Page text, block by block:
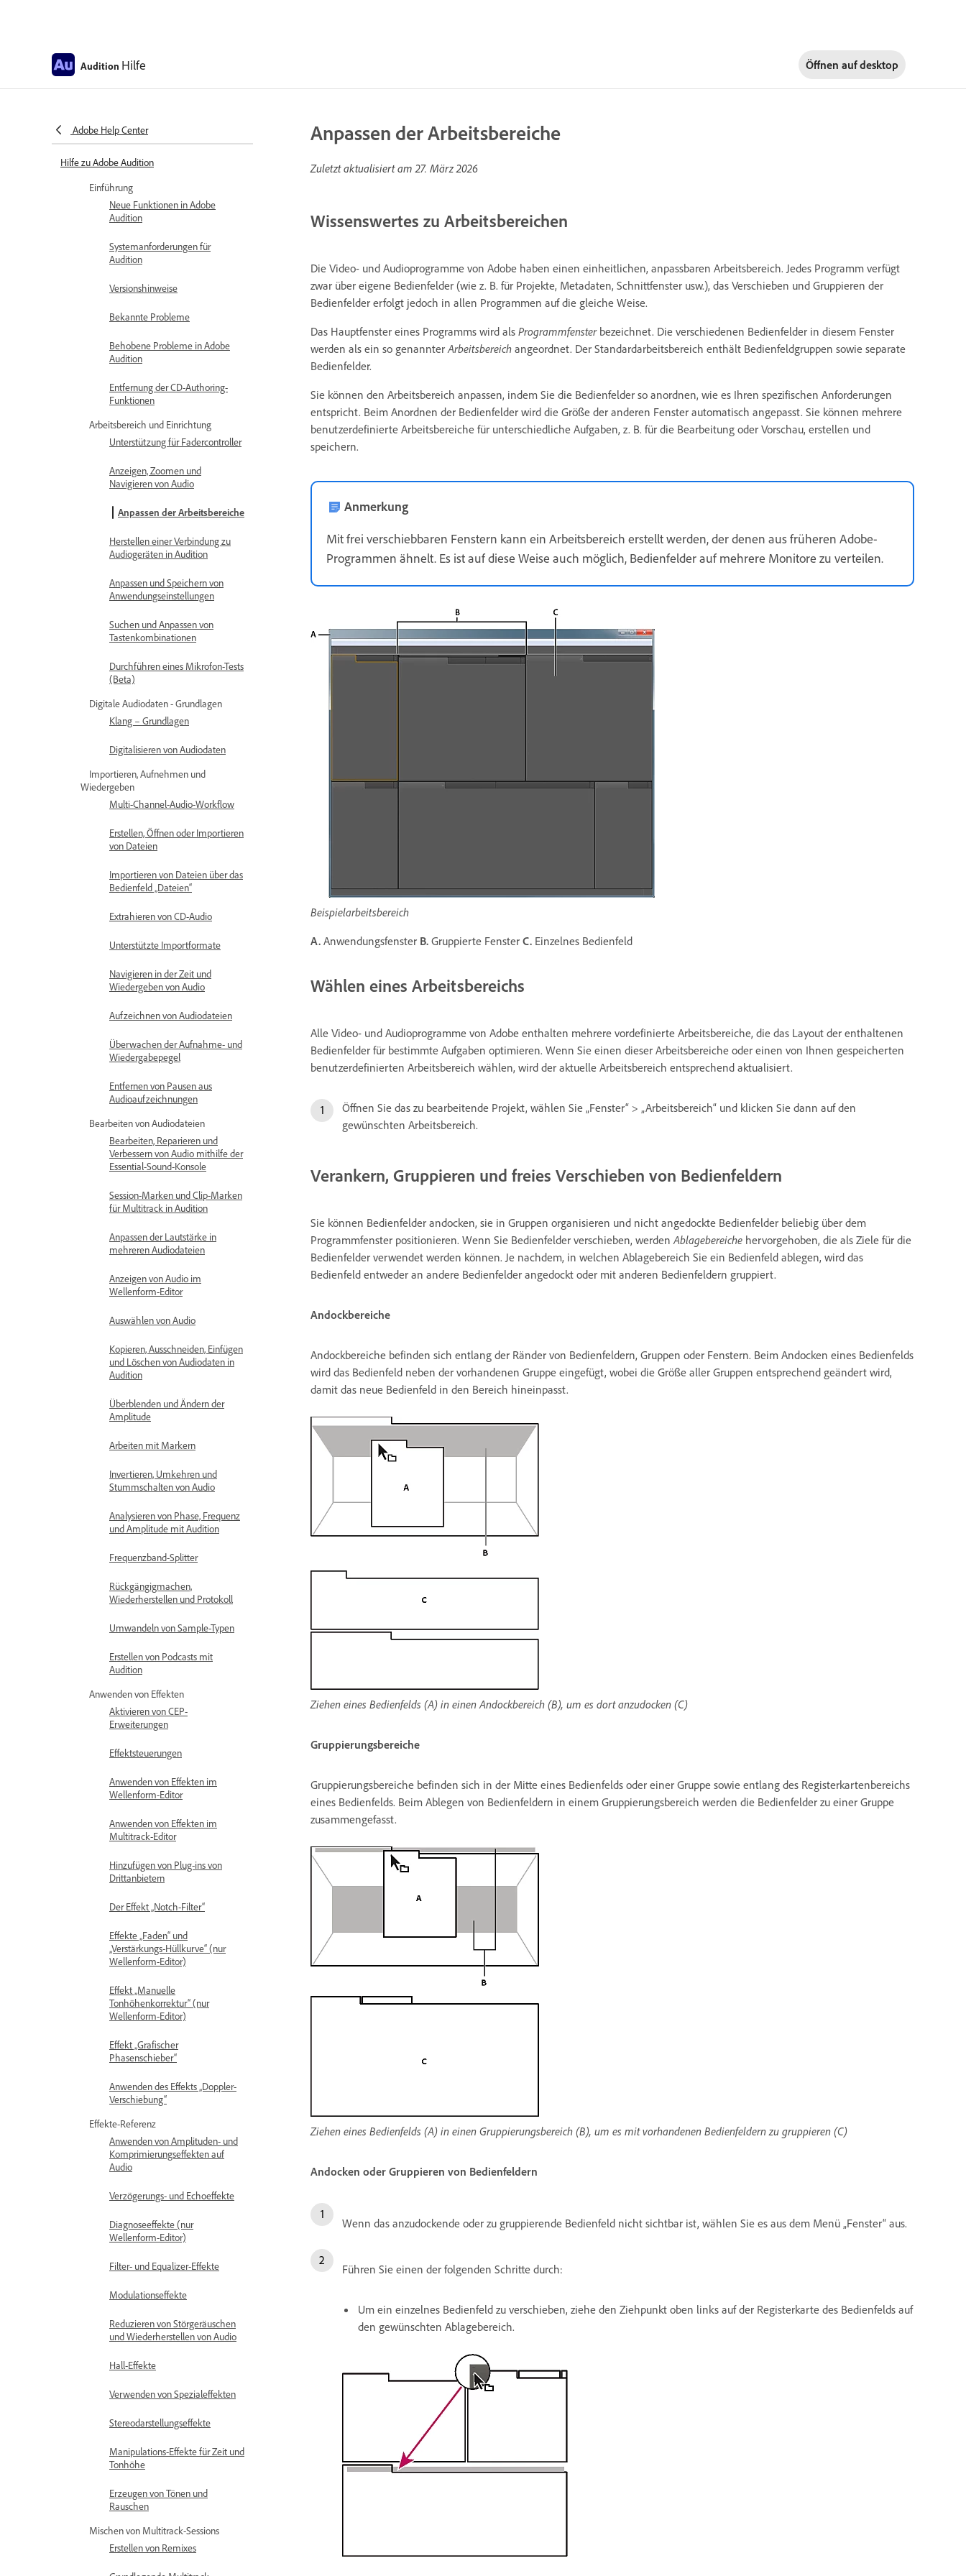
Audition Hilfe Öffnen aufdesktop
Adobe Help Center
Hilfe zu Adobe Audition
Einführung
Neue Funktionen in Adobe
Audition
Systemanforderungen für
Audition
Versionshinweise
Bekannte Probleme
Behobene Probleme in Adobe
Audition
Entfernung der CD-Authoring-
Funktionen
Arbeitsbereich und Einrichtung
Unterstützung für Fadercontroller
Anzeigen, Zoomen und
Navigieren von Audio
Anpassen der Arbeitsbereiche
Herstellen einer Verbindung zu
Audiogeräten in Audition
Anpassen und Speichern von
Anwendungseinstellungen
Suchen und Anpassen von
Tastenkombinationen
Durchführen eines Mikrofon-Tests
(Beta)
Digitale Audiodaten - Grundlagen
Klang – Grundlagen
Digitalisieren von Audiodaten
Importieren, Aufnehmen und
Wiedergeben
Multi-Channel-Audio-Workflow
Erstellen, Öffnen oder Importieren
von Dateien
Importieren von Dateien über das
Bedienfeld „Dateien“
Extrahieren von CD-Audio
Unterstützte Importformate
Navigieren in der Zeit und
Wiedergeben von Audio
Aufzeichnen von Audiodateien
Überwachen der Aufnahme- und
Wiedergabepegel
Entfernen von Pausen aus
Audioaufzeichnungen
Bearbeiten von Audiodateien
Bearbeiten, Reparieren und
Verbessern von Audio mithilfe der
Essential-Sound-Konsole
Session-Marken und Clip-Marken
für Multitrack in Audition
Anpassen der Lautstärke in
mehreren Audiodateien
Anzeigen von Audio im
Wellenform-Editor
Auswählen von Audio
Kopieren, Ausschneiden, Einfügen
und Löschen von Audiodaten in
Audition
Überblenden und Ändern der
Amplitude
Arbeiten mit Markern
Invertieren, Umkehren und
Stummschalten von Audio
Analysieren von Phase, Frequenz
und Amplitude mit Audition
Frequenzband-Splitter
Rückgängigmachen,
Wiederherstellen und Protokoll
Umwandeln von Sample-Typen
Erstellen von Podcasts mit
Audition
Anwenden von Effekten
Aktivieren von CEP-
Erweiterungen
Effektsteuerungen
Anwenden von Effekten im
Wellenform-Editor
Anwenden von Effekten im
Multitrack-Editor
Hinzufügen von Plug-ins von
Drittanbietern
Der Effekt „Notch-Filter“
Effekte „Faden“ und
„Verstärkungs-Hüllkurve“ (nur
Wellenform-Editor)
Effekt „Manuelle
Tonhöhenkorrektur“ (nur
Wellenform-Editor)
Effekt „Grafischer
Phasenschieber“
Anwenden des Effekts „Doppler-
Verschiebung“
Effekte-Referenz
Anwenden von Amplituden- und
Komprimierungseffekten auf
Audio
Verzögerungs- und Echoeffekte
Diagnoseeffekte (nur
Wellenform-Editor)
Filter- und Equalizer-Effekte
Modulationseffekte
Reduzieren von Störgeräuschen
und Wiederherstellen von Audio
Hall-Effekte
Verwenden von Spezialeffekten
Stereodarstellungseffekte
Manipulations-Effekte für Zeit und
Tonhöhe
Erzeugen von Tönen und
Rauschen
Mischen von Multitrack-Sessions
Erstellen von Remixes
Anpassen der Arbeitsbereiche
Zuletzt aktualisiert am27. März 2026
Wissenswertes zu Arbeitsbereichen
Die Video- und Audioprogramme von Adobe haben einen einheitlichen, anpassbaren Arbeitsbereich. Jedes Programm verfügt
zwar über eigene Bedienfelder (wie z. B. für Projekte, Metadaten, Schnittfenster usw.), das Verschieben und Gruppieren der
Bedienfelder erfolgt jedoch in allen Programmen auf die gleiche Weise.
Das Hauptfenster eines Programms wird als Programmfensterbezeichnet. Die verschiedenen Bedienfelder in diesem Fenster
werden als ein so genannter Arbeitsbereich angeordnet. Der Standardarbeitsbereich enthält Bedienfeldgruppen sowie separate
Bedienfelder.
Sie können den Arbeitsbereich anpassen, indem Sie die Bedienfelder so anordnen, wie es Ihren spezifischen Anforderungen
entspricht. Beim Anordnen der Bedienfelder wird die Größe der anderen Fenster automatisch angepasst. Sie können mehrere
benutzerdefinierte Arbeitsbereiche für unterschiedliche Aufgaben, z. B. für die Bearbeitung oder Vorschau, erstellen und
speichern.
Anmerkung
Mit frei verschiebbaren Fenstern kann ein Arbeitsbereich erstellt werden, der denen aus früheren Adobe-
Programmen ähnelt. Es ist auf diese Weise auch möglich, Bedienfelder auf mehrere Monitore zu verteilen.
Beispielarbeitsbereich
A. Anwendungsfenster B. Gruppierte Fenster C. Einzelnes Bedienfeld
Wählen eines Arbeitsbereichs
Alle Video- und Audioprogramme von Adobe enthalten mehrere vordefinierte Arbeitsbereiche, die das Layout der enthaltenen
Bedienfelder für bestimmte Aufgaben optimieren. Wenn Sie einen dieser Arbeitsbereiche oder einen von Ihnen gespeicherten
benutzerdefinierten Arbeitsbereich wählen, wird der aktuelle Arbeitsbereich entsprechend aktualisiert.
Öffnen Sie das zu bearbeitende Projekt, wählen Sie „Fenster“ > „Arbeitsbereich“ und klicken Sie dann auf den
gewünschten Arbeitsbereich.
Verankern, Gruppieren und freies Verschieben von Bedienfeldern
Sie können Bedienfelder andocken, sie in Gruppen organisieren und nicht angedockte Bedienfelder beliebig über dem
Programmfenster positionieren. Wenn Sie Bedienfelder verschieben, werden Ablagebereiche hervorgehoben, die als Ziele für die
Bedienfelder verwendet werden können. Je nachdem, in welchen Ablagebereich Sie ein Bedienfeld ablegen, wird das
Bedienfeld entweder an andere Bedienfelder angedockt oder mit anderen Bedienfeldern gruppiert.
Andockbereiche
Andockbereiche befinden sich entlang der Ränder von Bedienfeldern, Gruppen oder Fenstern. Beim Andocken eines Bedienfelds
wird das Bedienfeld neben der vorhandenen Gruppe eingefügt, wobei die Größe aller Gruppen entsprechend geändert wird,
damit das neue Bedienfeld in den Bereich hineinpasst.
Ziehen eines Bedienfelds (A) in einen Andockbereich (B), um es dort anzudocken (C)
Gruppierungsbereiche
Gruppierungsbereiche befinden sich in der Mitte eines Bedienfelds oder einer Gruppe sowie entlang des Registerkartenbereichs
eines Bedienfelds. Beim Ablegen von Bedienfeldern in einem Gruppierungsbereich werden die Bedienfelder zu einer Gruppe
zusammengefasst.
Ziehen eines Bedienfelds (A) in einen Gruppierungsbereich (B), um es mit vorhandenen Bedienfeldern zu gruppieren (C)
Andocken oder Gruppieren von Bedienfeldern
Wenn das anzudockende oder zu gruppierende Bedienfeld nicht sichtbar ist, wählen Sie es aus dem Menü „Fenster“ aus.
Führen Sie einen der folgenden Schritte durch:
Um ein einzelnes Bedienfeld zu verschieben, ziehe den Ziehpunkt oben links auf der Registerkarte des Bedienfelds auf
den gewünschten Ablagebereich.